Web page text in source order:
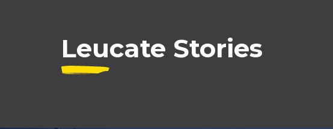
Leucate Stories